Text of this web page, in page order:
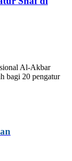
Al-Akbar
bagi 20 pengatur